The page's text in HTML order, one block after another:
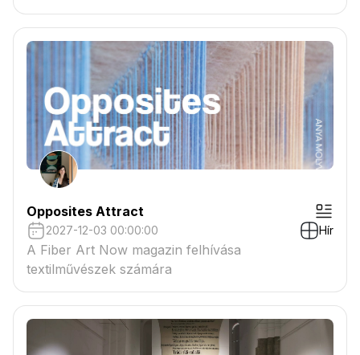
tartaléklistás pályázók névsora megtekinthető a
csatolmányban
Opposites Attract
2027-12-03 00:00:00 Hír
A Fiber Art Now magazin felhívása
textilművészek számára